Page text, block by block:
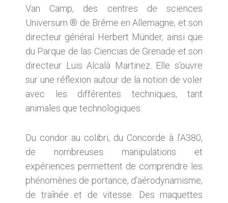
Van Camp, des centres de sciences
Universum ® de Brême en Allemagne, et son
directeur général Herbert Münder, ainsi que
du Parque de las Ciencias de Grenade et son
directeur Luis Alcalà Martinez. Elle s’ouvre
sur une réflexion autour de la notion de voler
avec les différentes techniques, tant
animales que technologiques.
Du condor au colibri, du Concorde à l’A380,
de nombreuses manipulations et
expériences permettent de comprendre les
phénomènes de portance, d’aérodynamisme,
de traînée et de vitesse. Des maquettes